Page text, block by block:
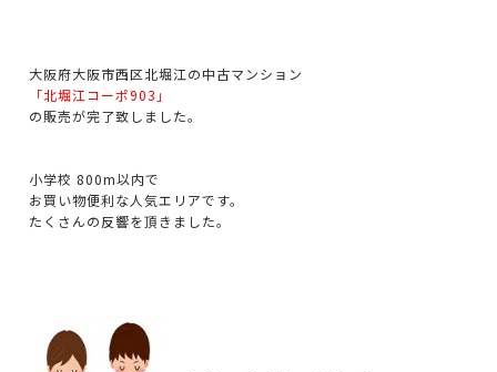
大阪府大阪市西区北堀江の中古マンション
「北堀江コーポ903」
の販売が完了致しました。
小学校 800m以内で
お買い物便利な人気エリアです。
たくさんの反響を頂きました。